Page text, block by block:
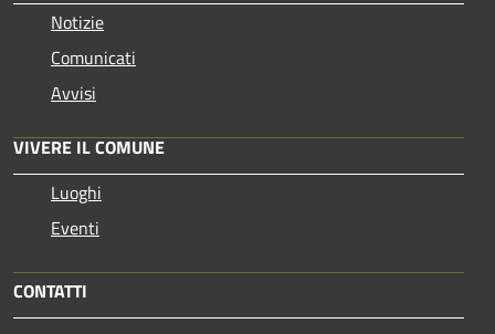
Notizie
Comunicati
Avvisi
VIVERE IL COMUNE
Luoghi
Eventi
CONTATTI